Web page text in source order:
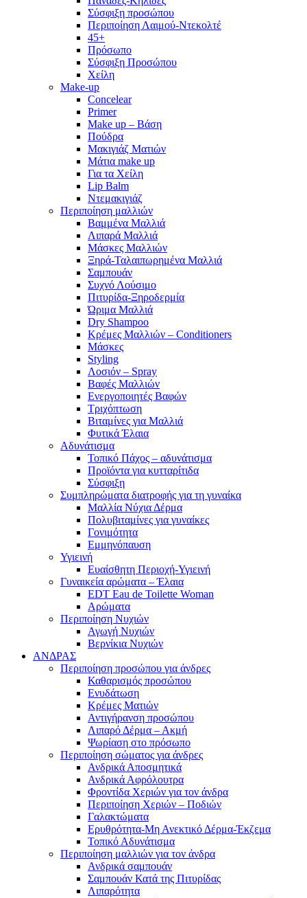
Σύσφιξη προσώπου
Περιποίηση Λαιμού-Ντεκολτέ
45+
Πρόσωπο
Σύσφιξη Προσώπου
Χείλη
Make-up
Concelear
Primer
Make up – Βάση
Πούδρα
Μακιγιάζ Ματιών
Μάτια make up
Για τα Χείλη
Lip Balm
Ντεμακιγιάζ
Περιποίηση μαλλιών
Βαμμένα Μαλλιά
Λιπαρά Μαλλιά
Μάσκες Μαλλιών
Ξηρά-Ταλαιπωρημένα Μαλλιά
Σαμπουάν
Συχνό Λούσιμο
Πιτυρίδα-Ξηροδερμία
Ώριμα Μαλλιά
Dry Shampoo
Κρέμες Μαλλιών – Conditioners
Μάσκες
Styling
Λοσιόν – Spray
Βαφές Μαλλιών
Ενεργοποιητές Βαφών
Τριχόπτωση
Βιταμίνες για Μαλλιά
Φυτικά Έλαια
Αδυνάτισμα
Τοπικό Πάχος – αδυνάτισμα
Προϊόντα για κυτταρίτιδα
Σύσφιξη
Συμπληρώματα διατροφής για τη γυναίκα
Μαλλία Νύχια Δέρμα
Πολυβιταμίνες για γυναίκες
Γονιμότητα
Εμμηνόπαυση
Υγιεινή
Ευαίσθητη Περιοχή-Υγιεινή
Γυναικεία αρώματα – Έλαια
EDT Eau de Toilette Woman
Αρώματα
Περιποίηση Νυχιών
Αγωγή Νυχιών
Βερνίκια Νυχιών
ΑΝΔΡΑΣ
Περιποίηση προσώπου για άνδρες
Καθαρισμός προσώπου
Ενυδάτωση
Κρέμες Ματιών
Αντιγήρανση προσώπου
Λιπαρό Δέρμα – Ακμή
Ψωρίαση στο πρόσωπο
Περιποίηση σώματος για άνδρες
Ανδρικά Αποσμητικά
Ανδρικά Αφρόλουτρα
Φροντίδα Χεριών για τον άνδρα
Περιποίηση Χεριών – Ποδιών
Γαλακτώματα
Ερυθρότητα-Μη Ανεκτικό Δέρμα-Έκζεμα
Τοπικό Αδυνάτισμα
Περιποίηση μαλλιών για τον άνδρα
Ανδρικά σαμπουάν
Σαμπουάν Κατά της Πιτυρίδας
Λιπαρότητα